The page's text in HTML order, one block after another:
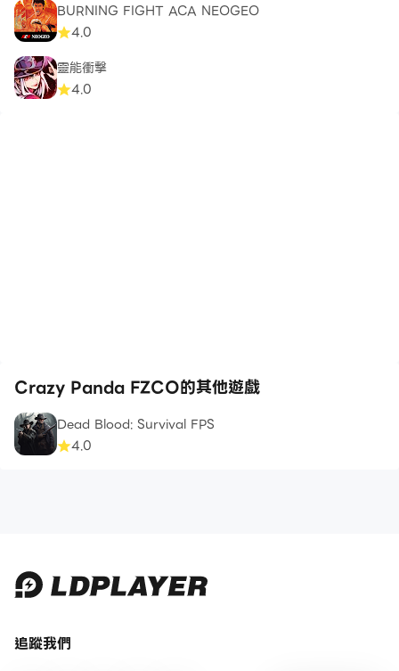
BURNING FIGHT ACA NEOGEO
4.0
靈能衝擊
4.0
Crazy Panda FZCO的其他遊戲
Dead Blood: Survival FPS
4.0
追蹤我們